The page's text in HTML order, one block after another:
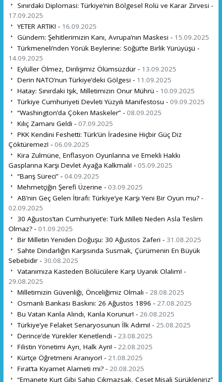
Sınırdaki Diplomasi: Türkiye’nin Bölgesel Rolü ve Karar Zirvesi -
17.09.2025
YETER ARTIK! - 16.09.2025
Gündem: Şehitlerimizin Kanı, Avrupa’nın Maskesi - 15.09.2025
Türkmeneli’nden Yörük Beylerine: Söğüt’te Birlik Yürüyüşü -
14.09.2025
Eylüller Ölmez, Dirilişimiz Ölümsüzdür - 13.09.2025
Derin NATO’nun Türkiye’deki Gölgesi - 11.09.2025
Hatay: Sınırdaki Işık, Milletimizin Onur Mührü - 10.09.2025
Türkiye Cumhuriyeti Devleti Yüzyılı Manifestosu - 09.09.2025
“Washington’da Çöken Maskeler” - 08.09.2025
Kılıç Zamanı Geldi - 07.09.2025
PKK Kendini Feshetti: Türk’ün İradesine Hiçbir Güç Diz
Çöktüremez! - 06.09.2025
Kira Zulmüne, Enflasyon Oyunlarına ve Emekli Hakkı
Gasplarına Karşı Devlet Ayağa Kalkmalı! - 05.09.2025
“Barış Süreci” - 04.09.2025
Mehmetçiğin Şerefi Üzerine - 03.09.2025
AB’nin Geç Gelen İtirafı: Türkiye’ye Karşı Yeni Bir Oyun mu? -
02.09.2025
30 Ağustos’tan Cumhuriyet’e: Türk Milleti Neden Asla Teslim
Olmaz? - 01.09.2025
Bir Milletin Yeniden Doğuşu: 30 Ağustos Zaferi - 31.08.2025
Sahte Dindarlığın Karşısında Susmak, Çürümenin En Büyük
Sebebidir - 30.08.2025
Vatanımıza Kasteden Bölücülere Karşı Uyanık Olalım! -
29.08.2025
Milletimizin Güvenliği, Önceliğimiz Olmalı - 28.08.2025
Osmanlı Bankası Baskını: 26 Ağustos 1896 - 27.08.2025
Bu Vatan Kanla Alındı, Kanla Korunur! - 26.08.2025
Türkiye’ye Felaket Senaryosunun İlk Adımı! - 25.08.2025
Derince’de Yürekler Kenetlendi - 23.08.2025
Filistin Yönetimi Ayrı, Halk Ayrı! - 22.08.2025
Kürtçe Öğretmeni Aranıyor! - 21.08.2025
Fırat’ta Kıyamet Alameti mi? - 20.08.2025
“Emanete Kurt Gibi Sahip Çıkmazsak, Ceset Misali Sürükleniriz”